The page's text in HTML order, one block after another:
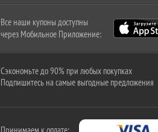
Все наши купоны доступны
через Мобильное Приложение:
Сэкономьте до 90% при любых покупках
Подпишитесь на самые выгодные предложения